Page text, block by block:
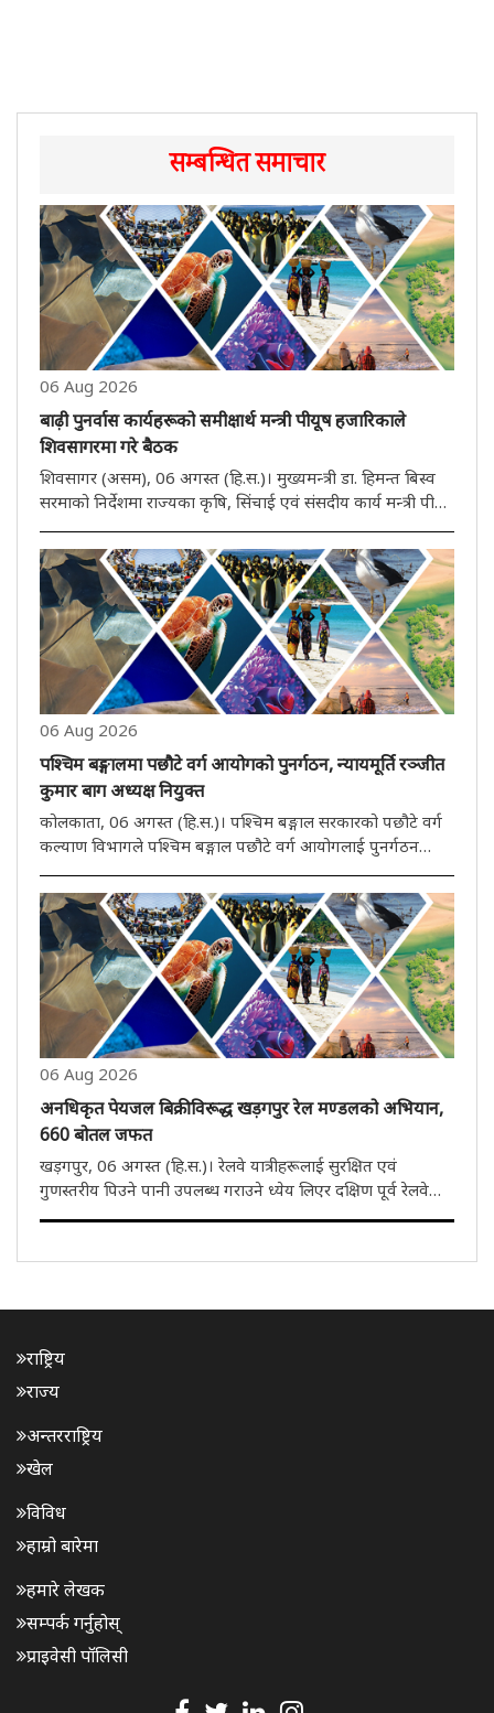
सम्बन्धित समाचार
06 Aug 2026
बाढ़ी पुनर्वास कार्यहरूको समीक्षार्थ मन्त्री पीयूष हजारिकाले
शिवसागरमा गरे बैठक
शिवसागर (असम), 06 अगस्त (हि.स.)। मुख्यमन्त्री डा. हिमन्त बिस्व
सरमाको निर्देशमा राज्यका कृषि, सिंचाई एवं संसदीय कार्य मन्त्री पीयूष
हजारिकाले बिहीवार शिवसागर जिल्ला आयुक्त कार्यालयमा बाढ़ीपछि
पुनर्वास अनि राहत कार्यहरूको समीक्षा बैठक गरे। बैठकमा ..
06 Aug 2026
पश्चिम बङ्गालमा पछौटे वर्ग आयोगको पुनर्गठन, न्यायमूर्ति रञ्जीत
कुमार बाग अध्यक्ष नियुक्त
कोलकाता, 06 अगस्त (हि.स.)। पश्चिम बङ्गाल सरकारको पछौटे वर्ग
कल्याण विभागले पश्चिम बङ्गाल पछौटे वर्ग आयोगलाई पुनर्गठन
गरेको छ। यस यसम्बन्धमा बिहीवार विभागदवारा अधिसूचना जारी गरी
नयाँ समितिका सदस्यहरूको नाम घोषणा गरिएको छ। जारी प्रेस
विज्ञप्ति अनुस..
06 Aug 2026
अनधिकृत पेयजल बिक्रीविरूद्ध खड़गपुर रेल मण्डलको अभियान,
660 बोतल जफत
खड़गपुर, 06 अगस्त (हि.स.)। रेलवे यात्रीहरूलाई सुरक्षित एवं
गुणस्तरीय पिउने पानी उपलब्ध गराउने ध्येय लिएर दक्षिण पूर्व रेलवेको
खड़गपुर मण्डलले अनधिकृत प्याकेज्ड पेयजलको बिक्री औ
बिहीवार ..
राष्ट्रिय
राज्य
अन्तरराष्ट्रिय
खेल
विविध
हाम्रो बारेमा
हमारे लेखक
सम्पर्क गर्नुहोस्
प्राइवेसी पॉलिसी